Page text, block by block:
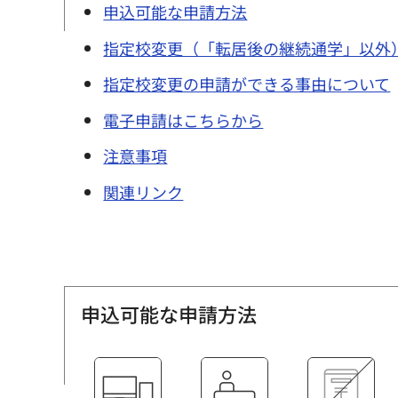
申込可能な申請方法
指定校変更（「転居後の継続通学」以外
指定校変更の申請ができる事由について
電子申請はこちらから
注意事項
関連リンク
申込可能な申請方法